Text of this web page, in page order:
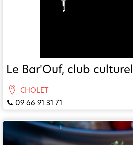
Le Bar'Ouf, club culturel
CHOLET
09 66 91 31 71